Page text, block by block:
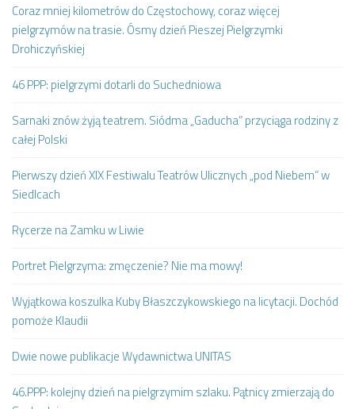
Coraz mniej kilometrów do Częstochowy, coraz więcej
pielgrzymów na trasie. Ósmy dzień Pieszej Pielgrzymki
Drohiczyńskiej
46 PPP: pielgrzymi dotarli do Suchedniowa
Sarnaki znów żyją teatrem. Siódma „Gaducha” przyciąga rodziny z
całej Polski
Pierwszy dzień XIX Festiwalu Teatrów Ulicznych „pod Niebem” w
Siedlcach
Rycerze na Zamku w Liwie
Portret Pielgrzyma: zmęczenie? Nie ma mowy!
Wyjątkowa koszulka Kuby Błaszczykowskiego na licytacji. Dochód
pomoże Klaudii
Dwie nowe publikacje Wydawnictwa UNITAS
46.PPP: kolejny dzień na pielgrzymim szlaku. Pątnicy zmierzają do